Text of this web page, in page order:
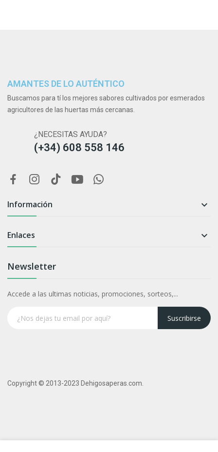
AMANTES DE LO AUTÉNTICO
Buscamos para tí los mejores sabores cultivados por esmerados
agricultores de las huertas más cercanas.
¿NECESITAS AYUDA?
(+34) 608 558 146
Información 
Enlaces 
Newsletter
Accede a las ultimas noticias, promociones, sorteos,...
Suscribirse
Copyright © 2013-2023 Dehigosaperas.com.